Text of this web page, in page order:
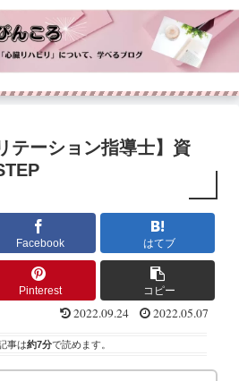
テーション指導士】資
Facebook はてブ
Pinterest コピー
2022.09.24 2022.05.07
事は約7分で読めます。